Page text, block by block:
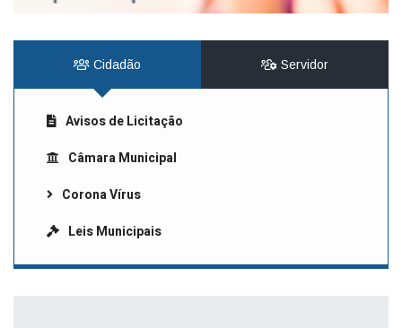
Cidadão Servidor
Avisos de Licitação
Câmara Municipal
Corona Vírus
Leis Municipais